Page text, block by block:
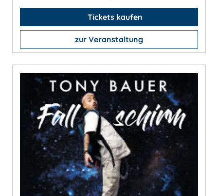
Tickets kaufen
zur Veranstaltung